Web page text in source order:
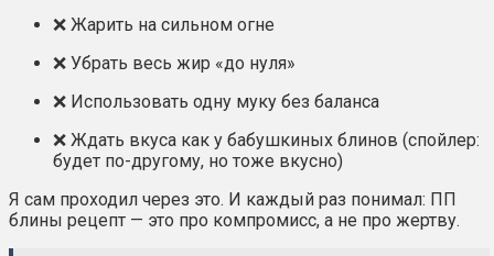
❌ Жарить на сильном огне
❌ Убрать весь жир «до нуля»
❌ Использовать одну муку без баланса
❌ Ждать вкуса как у бабушкиных блинов (спойлер:
будет по-другому, но тоже вкусно)
Я сам проходил через это. И каждый раз понимал: ПП
блины рецепт — это про компромисс, а не про жертву.